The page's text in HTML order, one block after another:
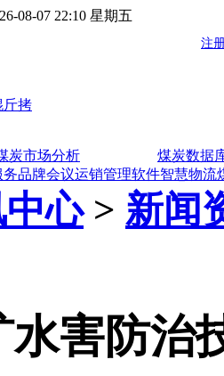
08-07 22:10 星期五
炭市场分析
煤炭数据
务品牌会议运销管理软件智慧物流
心> 新闻
水害防治